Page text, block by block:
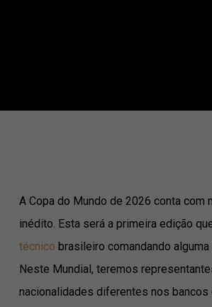
A Copa do Mundo de 2026 conta com
inédito. Esta será a primeira edição
técnico brasileiro comandando
Neste Mundial, teremos
nacionalidades diferentes nos bancos